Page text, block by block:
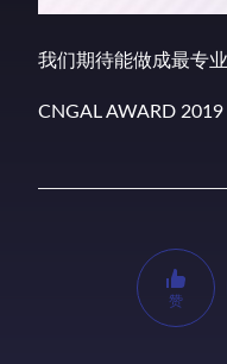
我们期待能做成最专
CNGAL AWARD
赞